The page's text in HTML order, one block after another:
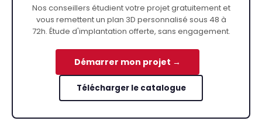
Nos conseillers étudient votre projet gratuitement et
vous remettent un plan 3D personnalisé sous 48 à
72h. Étude d'implantation offerte, sans engagement.
Démarrer mon projet →
Télécharger le catalogue